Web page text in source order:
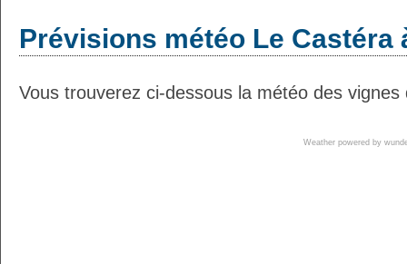
Prévisions météo Le Castéra
Vous trouverez ci-dessous la météo des
Weather powered by